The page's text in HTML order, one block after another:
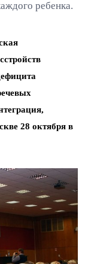
ребенка.
28 октября в